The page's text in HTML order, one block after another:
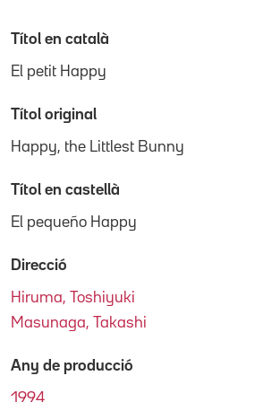
Títol en català
El petit Happy
Títol original
Happy, the Littlest Bunny
Títol en castellà
El pequeño Happy
Direcció
Hiruma, Toshiyuki
Masunaga, Takashi
Any de producció
1994